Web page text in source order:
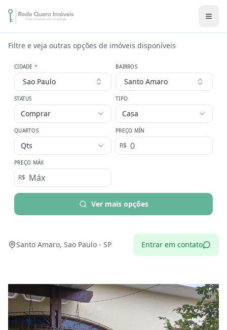
Filtre e veja outras opções de imóveis disponíveis
CIDADE *
Sao Paulo
BAIRROS
Santo Amaro
STATUS
Comprar
TIPO
Casa
QUARTOS
Qts
PREÇO MÍN
R$
PREÇO MÁX
R$
Ver mais opções
Santo Amaro, Sao Paulo - SP Entrar em contato